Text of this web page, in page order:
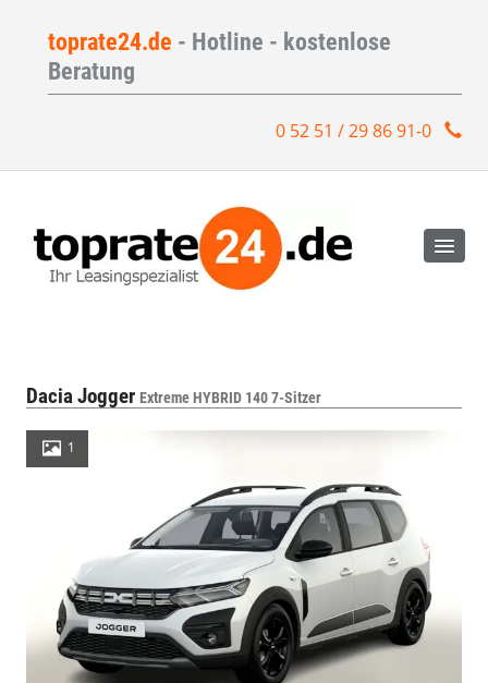
toprate24.de - Hotline - kostenlose
Beratung
0 52 51 / 29 86 91-0
Dacia Jogger Extreme HYBRID 140 7-Sitzer
1